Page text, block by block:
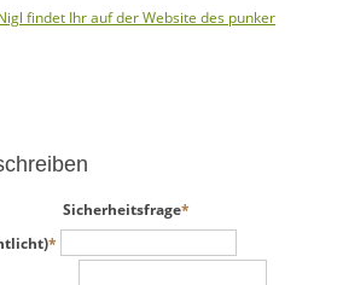
findet Ihr auf der Website des punker
*
Pflichtfeld
Sicherheitsfrage*